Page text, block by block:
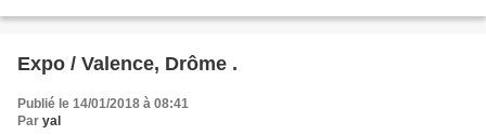
Expo / Valence, Drôme .
Publié le 14/01/2018 à 08:41
Par yal